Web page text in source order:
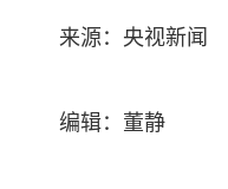
来源：央视新闻
编辑：董静